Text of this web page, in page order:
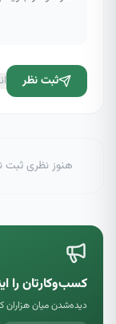
ثبت نظر
هنوز نظری ثبت
کسب‌وکارتان را
دیده‌شدن میان هزاران